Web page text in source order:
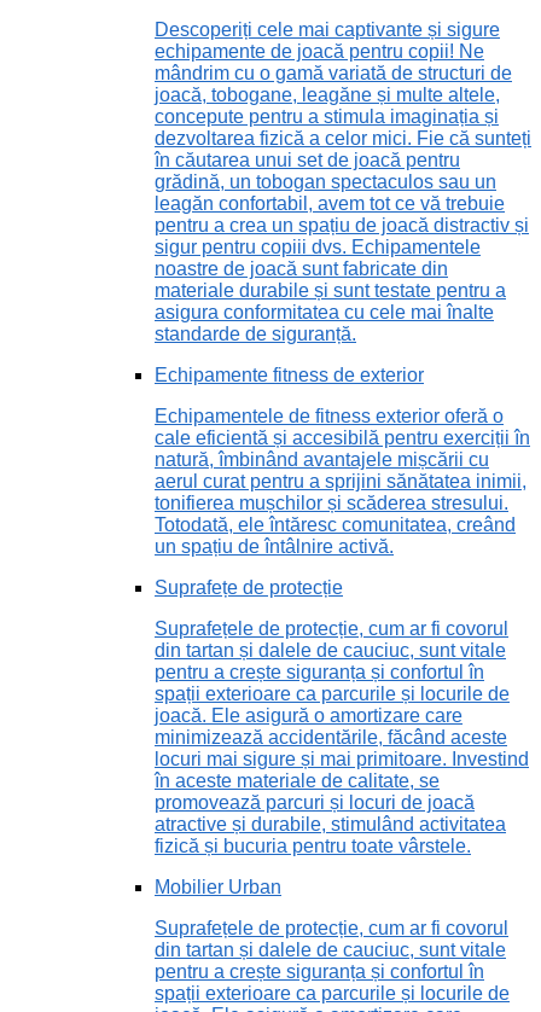
Descoperiți cele mai captivante și sigure
echipamente de joacă pentru copii! Ne
mândrim cu o gamă variată de structuri de
joacă, tobogane, leagăne și multe altele,
concepute pentru a stimula imaginația și
dezvoltarea fizică a celor mici. Fie că sunteți
în căutarea unui set de joacă pentru
grădină, un tobogan spectaculos sau un
leagăn confortabil, avem tot ce vă trebuie
pentru a crea un spațiu de joacă distractiv și
sigur pentru copiii dvs. Echipamentele
noastre de joacă sunt fabricate din
materiale durabile și sunt testate pentru a
asigura conformitatea cu cele mai înalte
standarde de siguranță.
Echipamente fitness de exterior
Echipamentele de fitness exterior oferă o
cale eficientă și accesibilă pentru exerciții în
natură, îmbinând avantajele mișcării cu
aerul curat pentru a sprijini sănătatea inimii,
tonifierea mușchilor și scăderea stresului.
Totodată, ele întăresc comunitatea, creând
un spațiu de întâlnire activă.
Suprafețe de protecție
Suprafețele de protecție, cum ar fi covorul
din tartan și dalele de cauciuc, sunt vitale
pentru a crește siguranța și confortul în
spații exterioare ca parcurile și locurile de
joacă. Ele asigură o amortizare care
minimizează accidentările, făcând aceste
locuri mai sigure și mai primitoare. Investind
în aceste materiale de calitate, se
promovează parcuri și locuri de joacă
atractive și durabile, stimulând activitatea
fizică și bucuria pentru toate vârstele.
Mobilier Urban
Suprafețele de protecție, cum ar fi covorul
din tartan și dalele de cauciuc, sunt vitale
pentru a crește siguranța și confortul în
spații exterioare ca parcurile și locurile de